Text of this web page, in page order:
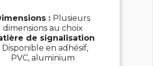
: Plusieurs
dimensions au choix
de signalisation
Disponible en adhésif,
PVC, aluminium